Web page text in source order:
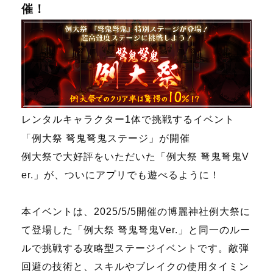
催！
レンタルキャラクター1体で挑戦するイベント
「例大祭 弩鬼弩鬼ステージ」が開催
例大祭で大好評をいただいた「例大祭 弩鬼弩鬼V
er.」が、ついにアプリでも遊べるように！
本イベントは、2025/5/5開催の博麗神社例大祭に
て登場した「例大祭 弩鬼弩鬼Ver.」と同一のルー
ルで挑戦する攻略型ステージイベントです。敵弾
回避の技術と、スキルやブレイクの使用タイミン